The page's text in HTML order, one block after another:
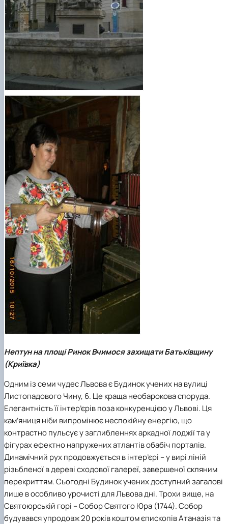
Нептун на площі Ринок Вчимося захищати Батьківщину
(Криївка)
Одним із семи чудес Львова є Будинок учених на вулиці
Листопадового Чину, 6. Це краща необарокова споруда.
Елегантність її інтер’єрів поза конкуренцією у Львові. Ця
кам’яниця ніби випромінює неспокійну енергію, що
контрастно пульсує у заглибленнях аркадної лоджії та у
фігурах ефектно напружених атлантів обабіч порталів.
Динамічний рух продовжується в інтер’єрі – у вирі ліній
різьбленої в дереві сходової галереї, завершеної скляним
перекриттям. Сьогодні Будинок учених доступний загалові
лише в особливо урочисті для Львова дні. Трохи вище, на
Святоюрській горі – Собор Святого Юра (1744). Собор
будувався упродовж 20 років коштом єпископів Атаназія та